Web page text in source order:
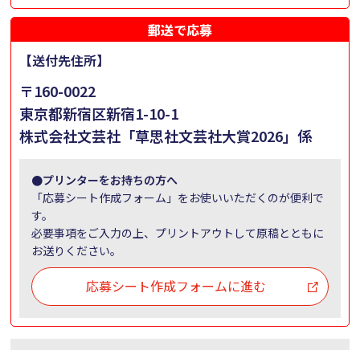
郵送で応募
【送付先住所】
〒160-0022
東京都新宿区新宿1-10-1
株式会社文芸社 「草思社文芸社大賞2026」係
●プリンターをお持ちの方へ
「応募シート作成フォーム」をお使いいただくのが便利で
す。
必要事項をご入力の上、プリントアウトして原稿とともに
お送りください。
応募シート作成フォームに進む